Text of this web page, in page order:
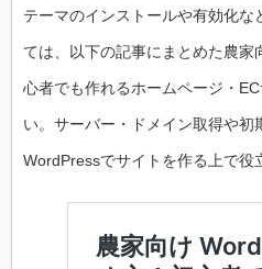
テーマのインストールや有効化
ては、以下の記事にまとめた農
心者でも作れるホームページ・
い。サーバー・ドメイン取得や初
WordPressでサイトを作る上で役